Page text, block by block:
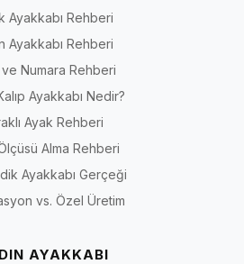
Ayakkabı Rehberi
Ayakkabı Rehberi
ve Numara Rehberi
Ayakkabı Nedir?
Ayak Rehberi
Alma Rehberi
Ayakkabı Gerçeği
vs. Özel Üretim
AYAKKABI